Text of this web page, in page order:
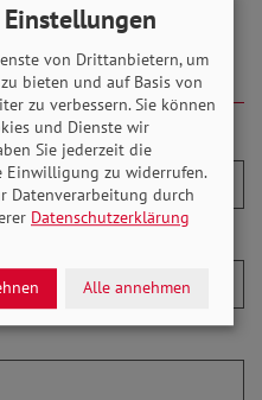
von Drittanbietern, um
bieten und auf Basis von
zu verbessern. Sie können
und Dienste wir
Sie jederzeit die
zu widerrufen.
Datenverarbeitung durch
Datenschutzerklärung
Alle annehmen